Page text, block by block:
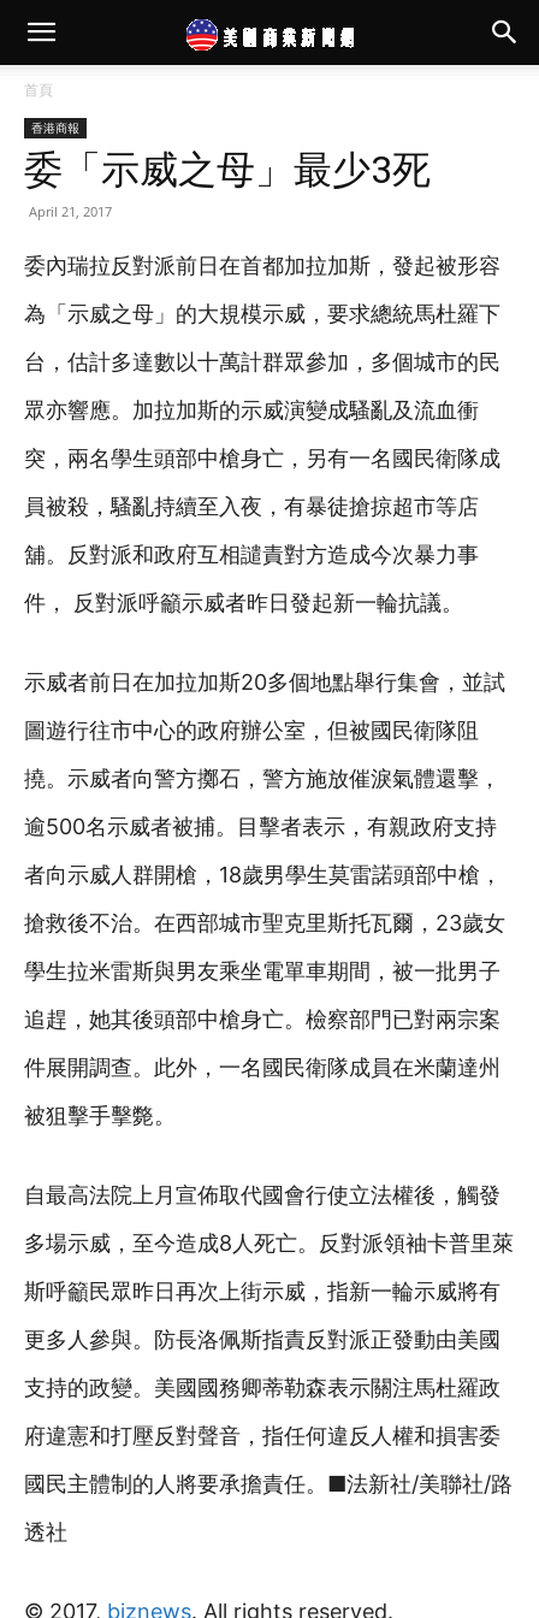
首頁
香港商報
委「示威之母」最少3死
April 21, 2017
委內瑞拉反對派前日在首都加拉加斯，發起被形容
為「示威之母」的大規模示威，要求總統馬杜羅下
台，估計多達數以十萬計群眾參加，多個城市的民
眾亦響應。加拉加斯的示威演變成騷亂及流血衝
突，兩名學生頭部中槍身亡，另有一名國民衛隊成
員被殺，騷亂持續至入夜，有暴徒搶掠超市等店
舖。反對派和政府互相譴責對方造成今次暴力事
件， 反對派呼籲示威者昨日發起新一輪抗議。
示威者前日在加拉加斯20多個地點舉行集會，並試
圖遊行往市中心的政府辦公室，但被國民衛隊阻
撓。示威者向警方擲石，警方施放催淚氣體還擊，
逾500名示威者被捕。目擊者表示，有親政府支持
者向示威人群開槍，18歲男學生莫雷諾頭部中槍，
搶救後不治。在西部城市聖克里斯托瓦爾，23歲女
學生拉米雷斯與男友乘坐電單車期間，被一批男子
追趕，她其後頭部中槍身亡。檢察部門已對兩宗案
件展開調查。此外，一名國民衛隊成員在米蘭達州
被狙擊手擊斃。
自最高法院上月宣佈取代國會行使立法權後，觸發
多場示威，至今造成8人死亡。反對派領袖卡普里萊
斯呼籲民眾昨日再次上街示威，指新一輪示威將有
更多人參與。防長洛佩斯指責反對派正發動由美國
支持的政變。美國國務卿蒂勒森表示關注馬杜羅政
府違憲和打壓反對聲音，指任何違反人權和損害委
國民主體制的人將要承擔責任。■法新社/美聯社/路
透社
© 2017, biznews. All rights reserved.